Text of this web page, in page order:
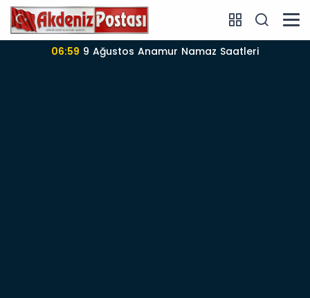
06:57 Anamur’da 09-08-2026 nöbetçi Eczane